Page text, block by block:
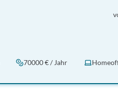
70000 € / Jahr